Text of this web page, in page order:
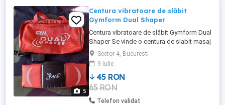
5
Centura vibratoare de slăbit
Gymform Dual Shaper
Centura vibratoare de slăbit Gymform Dual
Shaper Se vinde o centura de slabit masaj
care va ofera electrostimulare musculara,
dar si varianta de vibratii. Centura este
relativ noua. S-au pierdut, insa, carticica
tehnica (o gasiti pe net). Stimulare
electromusculară: 5 programe cu 30 de
niveluri diferite ...
Sector 4, Bucuresti
9 iulie
45 RON
65 RON
Telefon validat